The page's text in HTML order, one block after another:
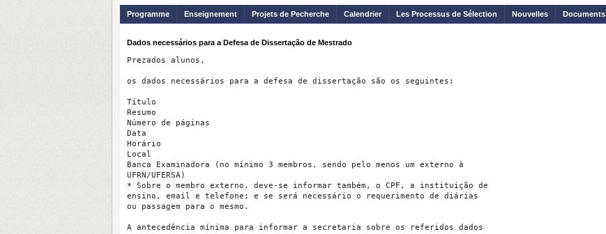
Programme Enseignement Projets de Pecherche Calendrier Les Processus de Sélection Nouvelles Documents
Dados necessários para a Defesa de Dissertação de Mestrado
Prezados alunos,
os dados necessários para a defesa de dissertação são os seguintes:
Título
Resumo
Número de páginas
Data
Horário
Local
Banca Examinadora (no mínimo 3 membros, sendo pelo menos um externo à
UFRN/UFERSA)
* Sobre o membro externo, deve-se informar também, o CPF, a instituição de
ensino, email e telefone; e se será necessário o requerimento de diárias
ou passagem para o mesmo.
A antecedência mínima para informar a secretaria sobre os referidos dados